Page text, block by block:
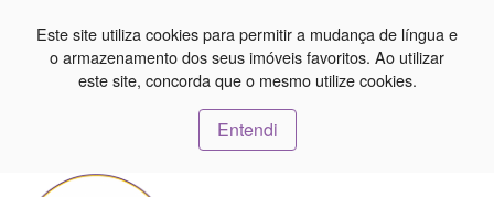
Este site utiliza cookies para permitir a mudança de língua e
o armazenamento dos seus imóveis favoritos. Ao utilizar
este site, concorda que o mesmo utilize cookies.
Entendi